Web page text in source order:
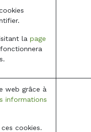
la page
web grâce à
informations
cookies.